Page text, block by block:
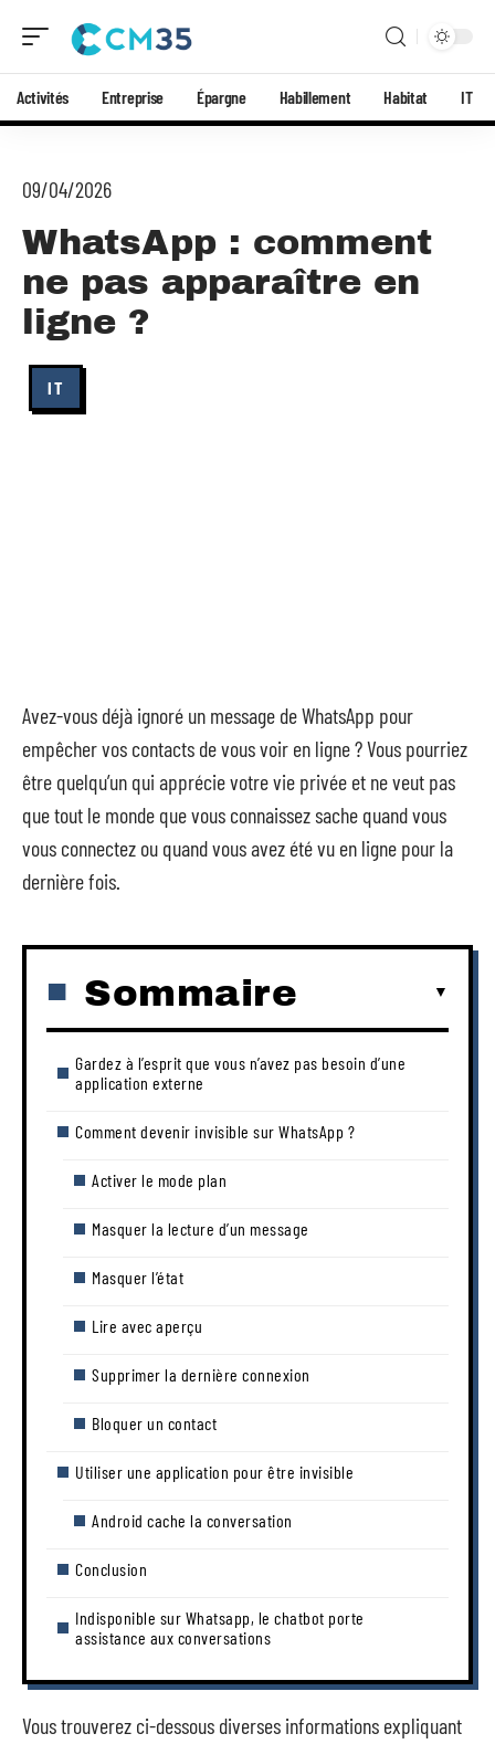
Activités Entreprise Épargne Habillement Habitat IT
09/04/2026
WhatsApp : comment
ne pas apparaître en
ligne ?
IT
Avez-vous déjà ignoré un message de WhatsApp pour
empêcher vos contacts de vous voir en ligne ? Vous pourriez
être quelqu’un qui apprécie votre vie privée et ne veut pas
que tout le monde que vous connaissez sache quand vous
vous connectez ou quand vous avez été vu en ligne pour la
dernière fois.
Sommaire
Gardez à l’esprit que vous n’avez pas besoin d’une
application externe
Comment devenir invisible sur WhatsApp ?
Activer le mode plan
Masquer la lecture d’un message
Masquer l’état
Lire avec aperçu
Supprimer la dernière connexion
Bloquer un contact
Utiliser une application pour être invisible
Android cache la conversation
Conclusion
Indisponible sur Whatsapp, le chatbot porte
assistance aux conversations
Vous trouverez ci-dessous diverses informations expliquant